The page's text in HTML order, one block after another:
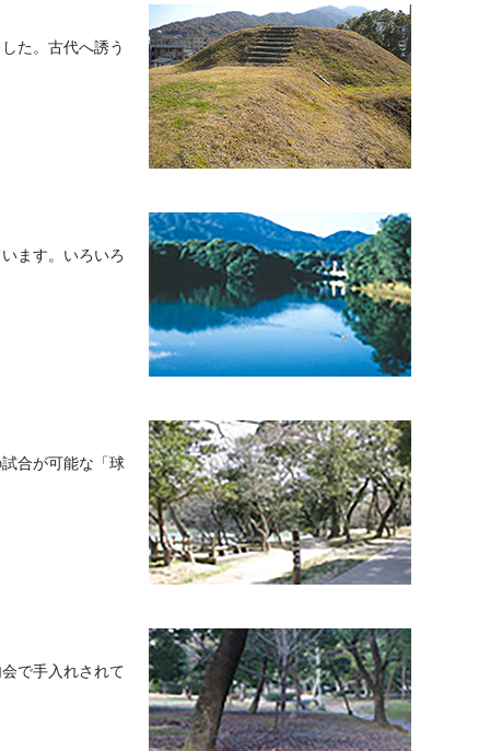
た。古代へ誘う
ます。いろいろ
合が可能な「球
で手入れされて